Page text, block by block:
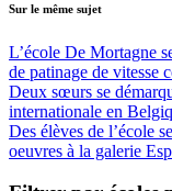
Sur le même sujet
L’école De Mortagne
de patinage de vitesse
Deux sœurs se
internationale en
Des élèves de l’école
oeuvres à la galerie